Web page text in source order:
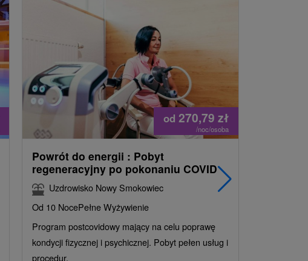
od 270,79 zł
/noc/osoba
Powrót do energii : Pobyt
regeneracyjny po pokonaniu COVID
Uzdrowisko Nowy Smokowiec
Od 10 NocePełne Wyżywienie
Program postcovidowy mający na celu poprawę
kondycji fizycznej i psychicznej. Pobyt pełen usług i
procedur.